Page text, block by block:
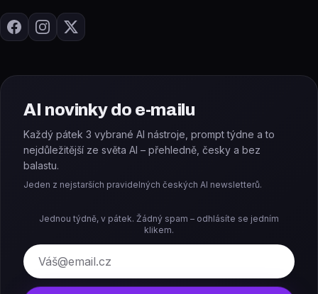
AI novinky do e-mailu
Každý pátek 3 vybrané AI nástroje, prompt týdne a to
nejdůležitější ze světa AI – přehledně, česky a bez
balastu.
Jeden z nejstarších pravidelných českých AI newsletterů.
Jednou týdně, v pátek. Žádný spam – odhlásíte se jedním
klikem.
E-mail